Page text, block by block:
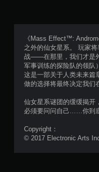
《Mass Effect™:
之外的仙女星系。 玩家
战——在那里，我们才是
军事训练的探险队的领队
这是一部关于人类未来篇
做的选择将最终决定我们
仙女星系谜团的缓缓揭
必须要问问自己……你到
Copyright：
© 2017 Electronic Arts